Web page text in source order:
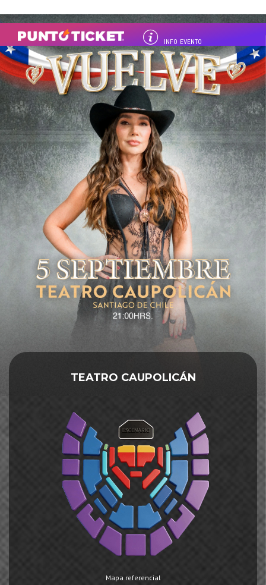
INFO EVENTO
TEATRO CAUPOLICÁN
Mapa referencial